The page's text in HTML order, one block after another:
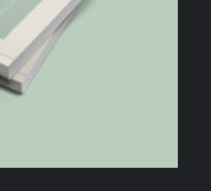
DETALLES